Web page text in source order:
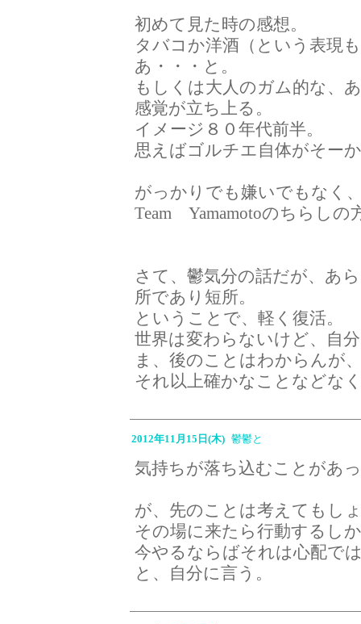
初めて見た時の感想。
タバコか洋酒（という表現
あ・・・と。
もしくは大人のガム的な、
感覚が立ち上る。
イメージ８０年代前半。
思えばゴルチエ自体がそー
がっかりでも嫌いでもなく
Team Yamamotoのちらしの
さて、鬱気分の話だが、あ
所であり短所。
ということで、軽く復活。
世界は変わらないけど、自
ま、後のことはわからん
それ以上確かなことなどな
2012年11月15日(木) 鬱鬱と
気持ちが落ち込むことがあ
が、先のことは考えてもし
その場に来たら行動するし
今やるならばそれは心配で
と、自分に言う。